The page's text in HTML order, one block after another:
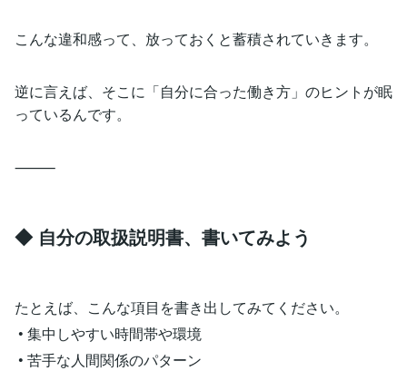
こんな違和感って、放っておくと蓄積されていきます。
逆に言えば、そこに「自分に合った働き方」のヒントが眠
っているんです。
⸻
◆ 自分の取扱説明書、書いてみよう
たとえば、こんな項目を書き出してみてください。
• 集中しやすい時間帯や環境
• 苦手な人間関係のパターン